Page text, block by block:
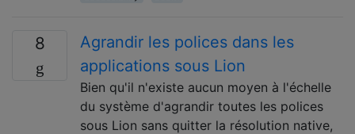
8
Agrandir les polices dans les
applications sous Lion
Bien qu'il n'existe aucun moyen à l'échelle
du système d'agrandir toutes les polices
sous Lion sans quitter la résolution native,